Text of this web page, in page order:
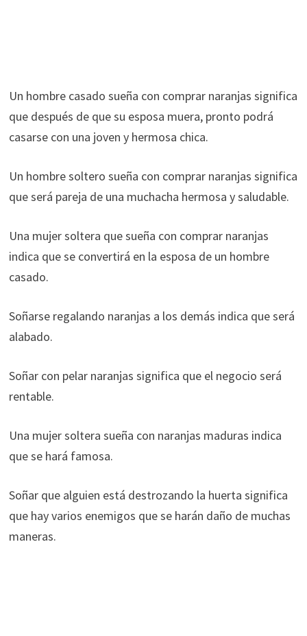
Un hombre casado sueña con comprar naranjas significa
que después de que su esposa muera, pronto podrá
casarse con una joven y hermosa chica.
Un hombre soltero sueña con comprar naranjas significa
que será pareja de una muchacha hermosa y saludable.
Una mujer soltera que sueña con comprar naranjas
indica que se convertirá en la esposa de un hombre
casado.
Soñarse regalando naranjas a los demás indica que será
alabado.
Soñar con pelar naranjas significa que el negocio será
rentable.
Una mujer soltera sueña con naranjas maduras indica
que se hará famosa.
Soñar que alguien está destrozando la huerta significa
que hay varios enemigos que se harán daño de muchas
maneras.